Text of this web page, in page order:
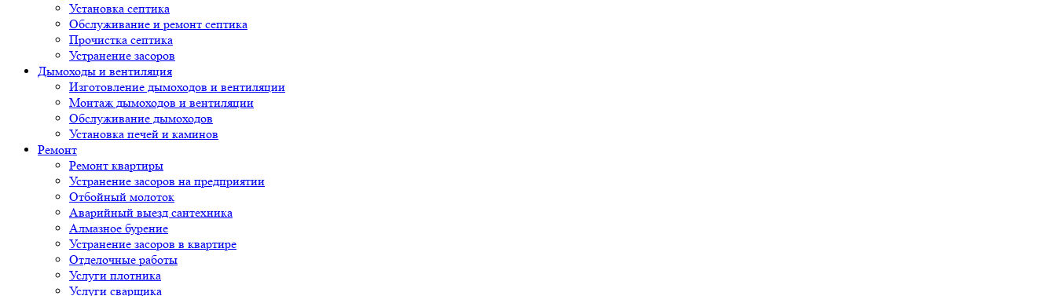
Установка септика
Обслуживание и ремонт септика
Прочистка септика
Устранение засоров
Дымоходы и вентиляция
Изготовление дымоходов и вентиляции
Монтаж дымоходов и вентиляции
Обслуживание дымоходов
Установка печей и каминов
Ремонт
Ремонт квартиры
Устранение засоров на предприятии
Отбойный молоток
Аварийный выезд сантехника
Алмазное бурение
Устранение засоров в квартире
Отделочные работы
Услуги плотника
Услуги сварщика